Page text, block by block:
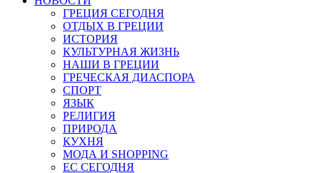
ГРЕЦИЯ СЕГОДНЯ
ОТДЫХ В ГРЕЦИИ
ИСТОРИЯ
КУЛЬТУРНАЯ ЖИЗНЬ
НАШИ В ГРЕЦИИ
ГРЕЧЕСКАЯ ДИАСПОРА
СПОРТ
ЯЗЫК
РЕЛИГИЯ
ПРИРОДА
КУХНЯ
МОДА И SHOPPING
ЕС СЕГОДНЯ